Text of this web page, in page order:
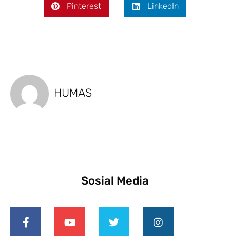
Pinterest LinkedIn
HUMAS
Sosial Media